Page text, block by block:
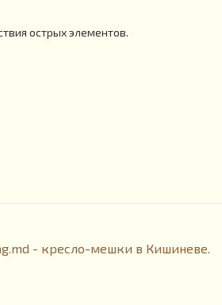
острых элементов.
- кресло-мешки в Кишиневе.